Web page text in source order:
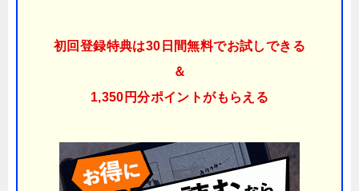
初回登録特典は30日間無料でお試しできる
＆
1,350円分ポイントがもらえる